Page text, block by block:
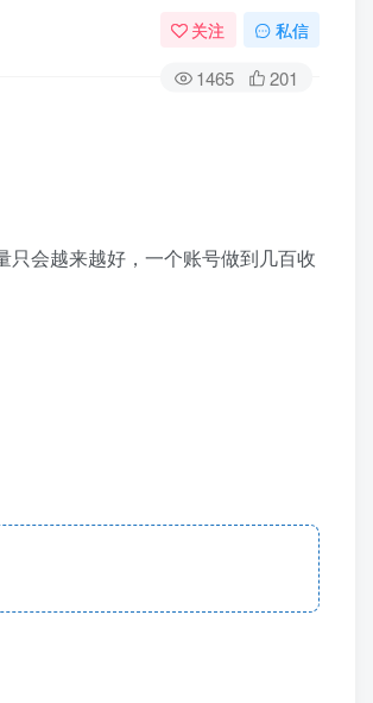
关注 私信
1465 201
会越来越好，一个账号做到几百收